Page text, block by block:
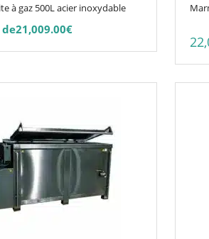
à gaz 500L acier inoxydable
21,009.00€